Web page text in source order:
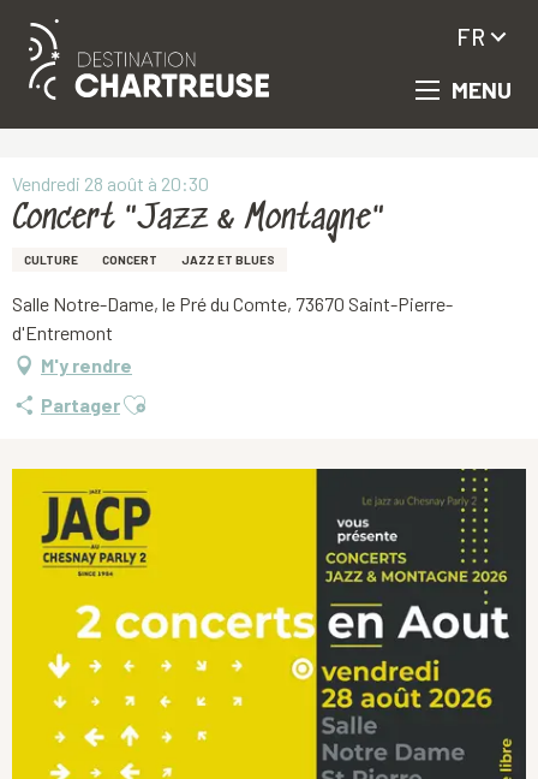
Aller
principal
MENU
FR
Vendredi 28 août à 20:30
Concert "Jazz & Montagne"
CULTURE CONCERT JAZZ ET BLUES
Salle Notre-Dame, le Pré du Comte, 73670 Saint-Pierre-
d'Entremont
M'y rendre
PartagerAjouter aux favoris